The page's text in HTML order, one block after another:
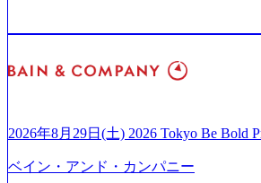
ア組織） 2026年8月22日(土) 10:00～最
日(月) 16:00 ※応募者が定員を上回る
の上参加者を決定させていただきます
● 当日の流れ 受付 → 会社説明会 → 面
後、随時ご案内) ※全てリモートにて
通常の選考フローと異なり、事前に適
ションサーチになります。 ご経験やス
た？ (https://www.businessinsider.jp/post-
nture.com/jp-ja/case-studies/song/prada-
on) 大正製薬：ITカーブアウト支援
m/jp-ja/case-studies/consulting/taisho-
ジー & コンサルティング） ソフトバ
s://www.accenture.com/jp-ja/case-studies/
する「保安ネット」を構築。省庁DXの
確実な実現と社会的価値及び経済的価
Cとの戦略的資本提携も実現して、現
シングなどの専門知識と、豊富な経験
えるプロフェッショナルを有する 金融
トとしている SAP領域においては日本
定コンサルタント資格を取得している
2026年8月29日(土) 2026 Tokyo Be Bold
ベイン・アンド・カンパニー